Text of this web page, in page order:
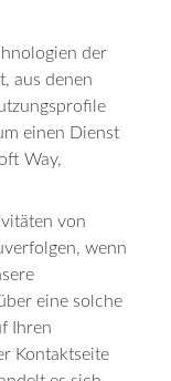
der
aus denen
einen Dienst
Way,
von
wenn
eine solche
Ihren
Kontaktseite